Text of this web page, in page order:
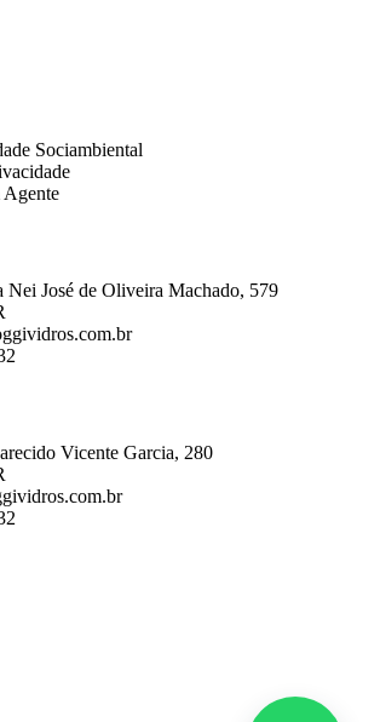
Sociambiental
Agente
Nei José de Oliveira Machado, 579
Vicente Garcia, 280